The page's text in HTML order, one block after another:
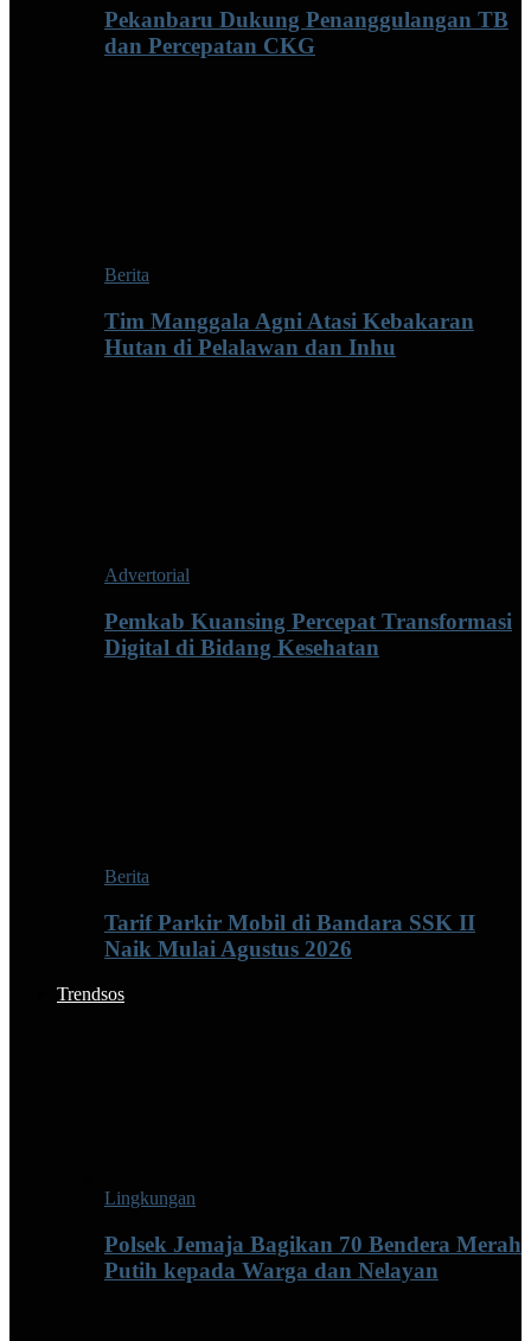
Pekanbaru Dukung Penanggulangan TB
dan Percepatan CKG
Berita
Tim Manggala Agni Atasi Kebakaran
Hutan di Pelalawan dan Inhu
Advertorial
Pemkab Kuansing Percepat Transformasi
Digital di Bidang Kesehatan
Berita
Tarif Parkir Mobil di Bandara SSK II
Naik Mulai Agustus 2026
Trendsos
Lingkungan
Polsek Jemaja Bagikan 70 Bendera Merah
Putih kepada Warga dan Nelayan